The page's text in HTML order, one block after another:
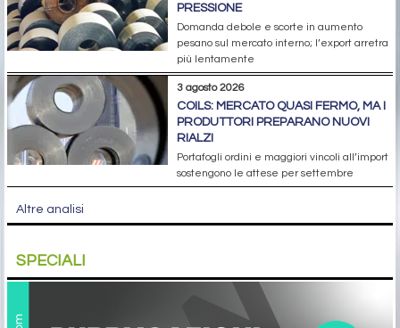
PRESSIONE
Domanda debole e scorte in aumento
pesano sul mercato interno; l’export arretra
più lentamente
3 agosto 2026
COILS: MERCATO QUASI FERMO, MA I
PRODUTTORI PREPARANO NUOVI
RIALZI
Portafogli ordini e maggiori vincoli all’import
sostengono le attese per settembre
Altre analisi
SPECIALI